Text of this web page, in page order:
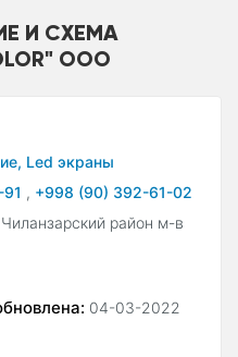
И СХЕМА
ООО
Led экраны
, +998 (90) 392-61-02
район м-в
04-03-2022